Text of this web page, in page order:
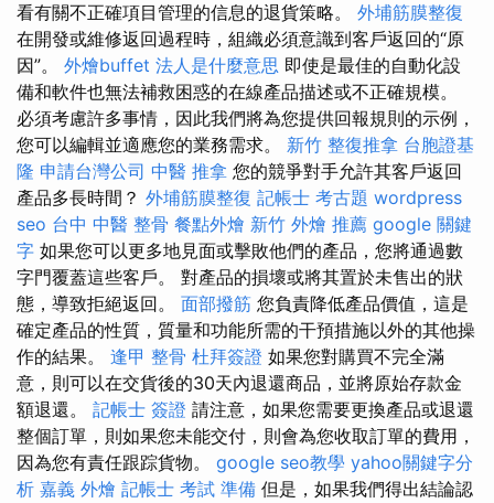
看有關不正確項目管理的信息的退貨策略。 外埔筋膜整復
在開發或維修返回過程時，組織必須意識到客戶返回的“原
因”。 外燴buffet 法人是什麼意思 即使是最佳的自動化設
備和軟件也無法補救困惑的在線產品描述或不正確規模。
必須考慮許多事情，因此我們將為您提供回報規則的示例，
您可以編輯並適應您的業務需求。 新竹 整復推拿 台胞證基
隆 申請台灣公司 中醫 推拿 您的競爭對手允許其客戶返回
產品多長時間？ 外埔筋膜整復 記帳士 考古題 wordpress
seo 台中 中醫 整骨 餐點外燴 新竹 外燴 推薦 google 關鍵
字 如果您可以更多地見面或擊敗他們的產品，您將通過數
字門覆蓋這些客戶。 對產品的損壞或將其置於未售出的狀
態，導致拒絕返回。 面部撥筋 您負責降低產品價值，這是
確定產品的性質，質量和功能所需的干預措施以外的其他操
作的結果。 逢甲 整骨 杜拜簽證 如果您對購買不完全滿
意，則可以在交貨後的30天內退還商品，並將原始存款金
額退還。 記帳士 簽證 請注意，如果您需要更換產品或退還
整個訂單，則如果您未能交付，則會為您收取訂單的費用，
因為您有責任跟踪貨物。 google seo教學 yahoo關鍵字分
析 嘉義 外燴 記帳士 考試 準備 但是，如果我們得出結論認